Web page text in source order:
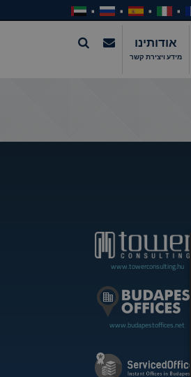
אודותינו
מידע ויצירת קשר
www.towerconsulting.hu
www.budapestoffices.net